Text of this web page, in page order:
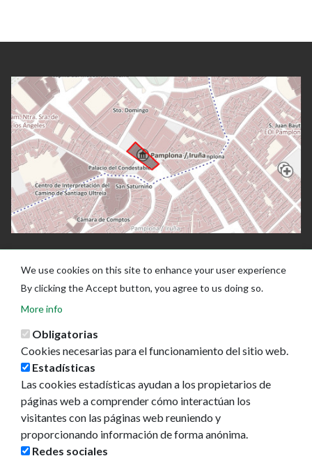
Ayuntamiento de Pamplona
Plaza Consistorial, s/n
31001 - Pamplona
948 420 100
We use cookies on this site to enhance your user experience
By clicking the Accept button, you agree to us doing so.
More info
Obligatorias
Cookies necesarias para el funcionamiento del sitio web.
Estadísticas
Las cookies estadísticas ayudan a los propietarios de
páginas web a comprender cómo interactúan los
visitantes con las páginas web reuniendo y
proporcionando información de forma anónima.
Redes sociales